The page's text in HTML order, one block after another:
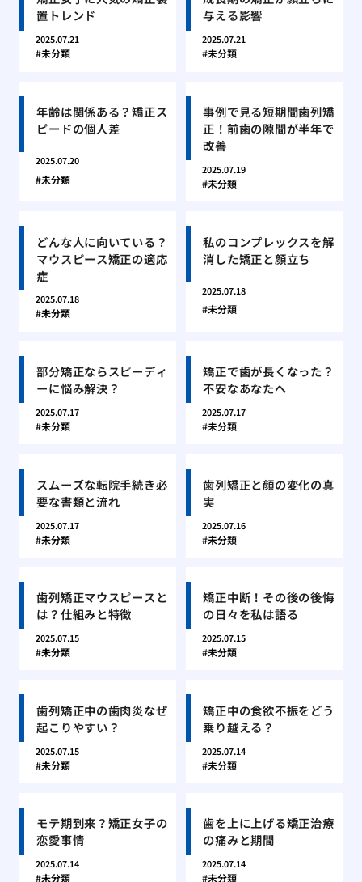
置トレンド
2025.07.21
未分類
与える影響
2025.07.21
未分類
年齢は関係ある？矯正ス
ピードの個人差
2025.07.20
未分類
事例で見る短期間歯列矯
正！前歯の隙間が半年で
改善
2025.07.19
未分類
どんな人に向いている？
マウスピース矯正の適応
症
2025.07.18
未分類
私のコンプレックスを解
消した矯正と顔立ち
2025.07.18
未分類
部分矯正ならスピーディ
ーに悩み解決？
2025.07.17
未分類
矯正で歯が長くなった？
不安なあなたへ
2025.07.17
未分類
スムーズな転院手続き必
要な書類と流れ
2025.07.17
未分類
歯列矯正と顔の変化の真
実
2025.07.16
未分類
歯列矯正マウスピースと
は？仕組みと特徴
2025.07.15
未分類
矯正中断！その後の後悔
の日々を私は語る
2025.07.15
未分類
歯列矯正中の歯肉炎なぜ
起こりやすい？
2025.07.15
未分類
矯正中の食欲不振をどう
乗り越える？
2025.07.14
未分類
モテ期到来？矯正女子の
恋愛事情
2025.07.14
未分類
歯を上に上げる矯正治療
の痛みと期間
2025.07.14
未分類